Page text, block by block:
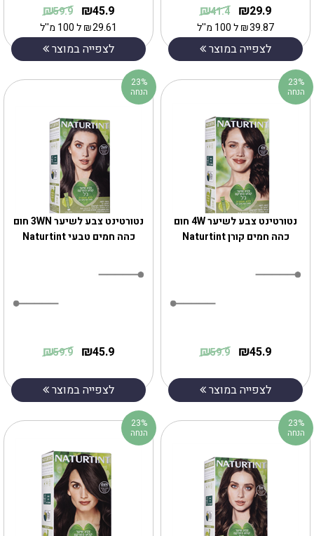
45.9
₪
59.9
₪
29.61
₪ל 100 מ''ל
לצפייה במוצר
29.9
₪
41.4
₪
39.87
₪ל 100 מ''ל
לצפייה במוצר
נטורטינט צבע לשיער 3WN חום
כהה חמים טבעי Naturtint
45.9
₪
59.9
₪
לצפייה במוצר
23%
הנחה
נטורטינט צבע לשיער 4W חום
כהה חמים קורן Naturtint
45.9
₪
59.9
₪
לצפייה במוצר
23%
הנחה
23%
הנחה
23%
הנחה